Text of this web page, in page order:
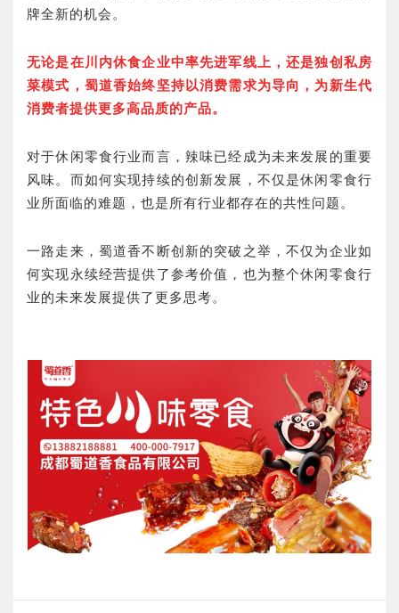
牌全新的机会。
无论是在川内休食企业中率先进军线上，还是独创私房
菜模式，蜀道香始终坚持以消费需求为导向，为新生代
消费者提供更多高品质的产品。
对于休闲零食行业而言，辣味已经成为未来发展的重要
风味。而如何实现持续的创新发展，不仅是休闲零食行
业所面临的难题，也是所有行业都存在的共性问题。
一路走来，蜀道香不断创新的突破之举，不仅为企业如
何实现永续经营提供了参考价值，也为整个休闲零食行
业的未来发展提供了更多思考。